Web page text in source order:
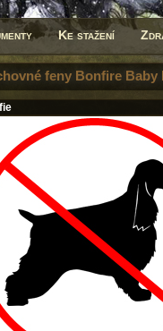
Ke stažení
feny Bonfire Baby